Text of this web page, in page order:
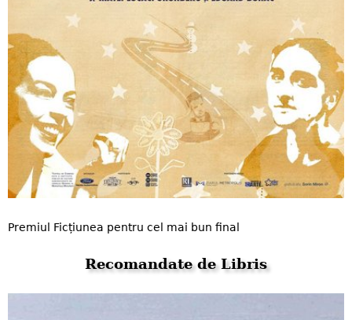
Premiul Ficțiunea pentru cel mai bun final
Recomandate de Libris